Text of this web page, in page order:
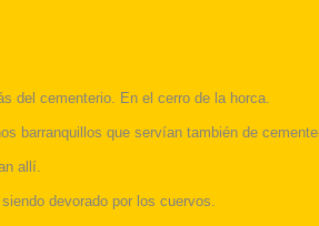
del cementerio. En el cerro de la horca.
barranquillos que servían también de
allí.
devorado por los cuervos.